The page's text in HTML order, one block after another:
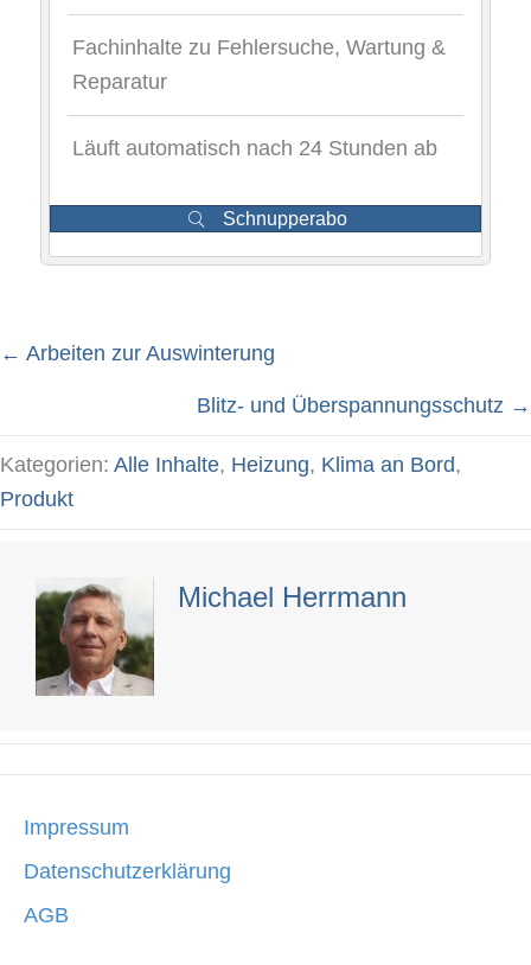
Fachinhalte zu Fehlersuche, Wartung &
Reparatur
Läuft automatisch nach 24 Stunden ab
Schnupperabo
Posts
navigation
← Arbeiten zur Auswinterung
Blitz- und Überspannungsschutz →
Kategorien: Alle Inhalte, Heizung, Klima an Bord,
Produkt
Michael Herrmann
Impressum
Datenschutzerklärung
AGB